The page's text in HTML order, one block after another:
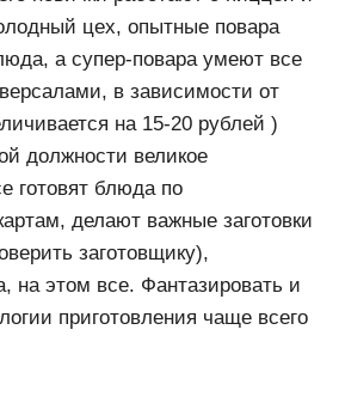
цех, опытные повара
а супер-повара умеют все
в зависимости от
на 15-20 рублей )
должности великое
готовят блюда по
делают важные заготовки
заготовщику),
на этом все. Фантазировать и
приготовления чаще всего